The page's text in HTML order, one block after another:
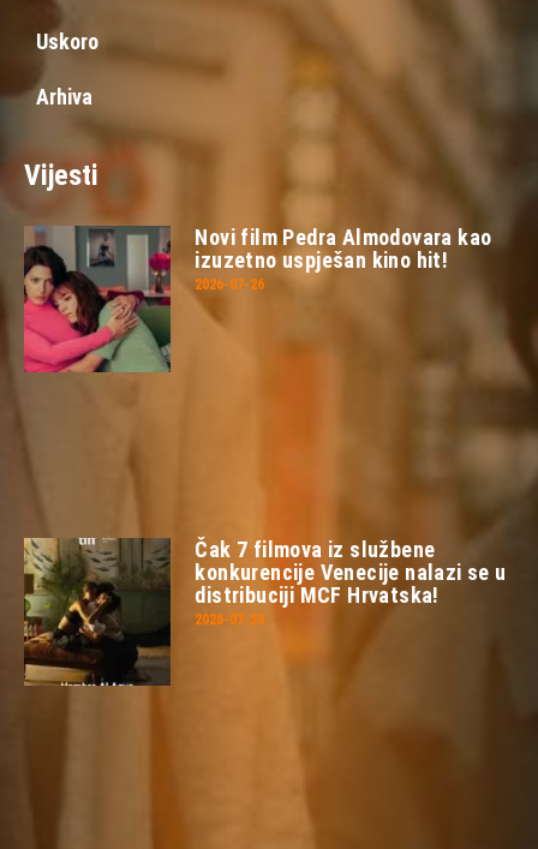
Uskoro
Arhiva
Vijesti
Novi film Pedra Almodovara kao
izuzetno uspješan kino hit!
2026-07-26
Čak 7 filmova iz službene
konkurencije Venecije nalazi se u
distribuciji MCF Hrvatska!
2026-07-23